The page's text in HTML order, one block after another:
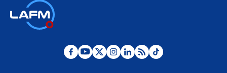
Desde dermatitis hasta infecciones: